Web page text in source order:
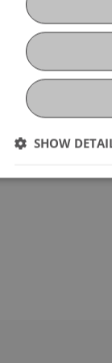
SHOW